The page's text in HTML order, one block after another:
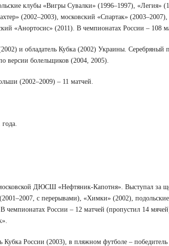
клубы «Вигры Сувалки» (1996–1997), «Легия»
(2002–2003), московский «Спартак»
«Анортосис» (2011). В чемпионатах России – 108
и обладатель Кубка (2002) Украины.
версии болельщиков (2004, 2005).
(2002–2009) – 11 матчей.
ДЮСШ «Нефтяник-Капотня». Выступал за
с перерывами), «Химки» (2002),
чемпионатах России – 12 матчей (пропустил 14
Кубка России (2003), в пляжном футболе –